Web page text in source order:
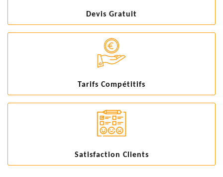
Devis Gratuit
Tarifs Compétitifs
Satisfaction Clients